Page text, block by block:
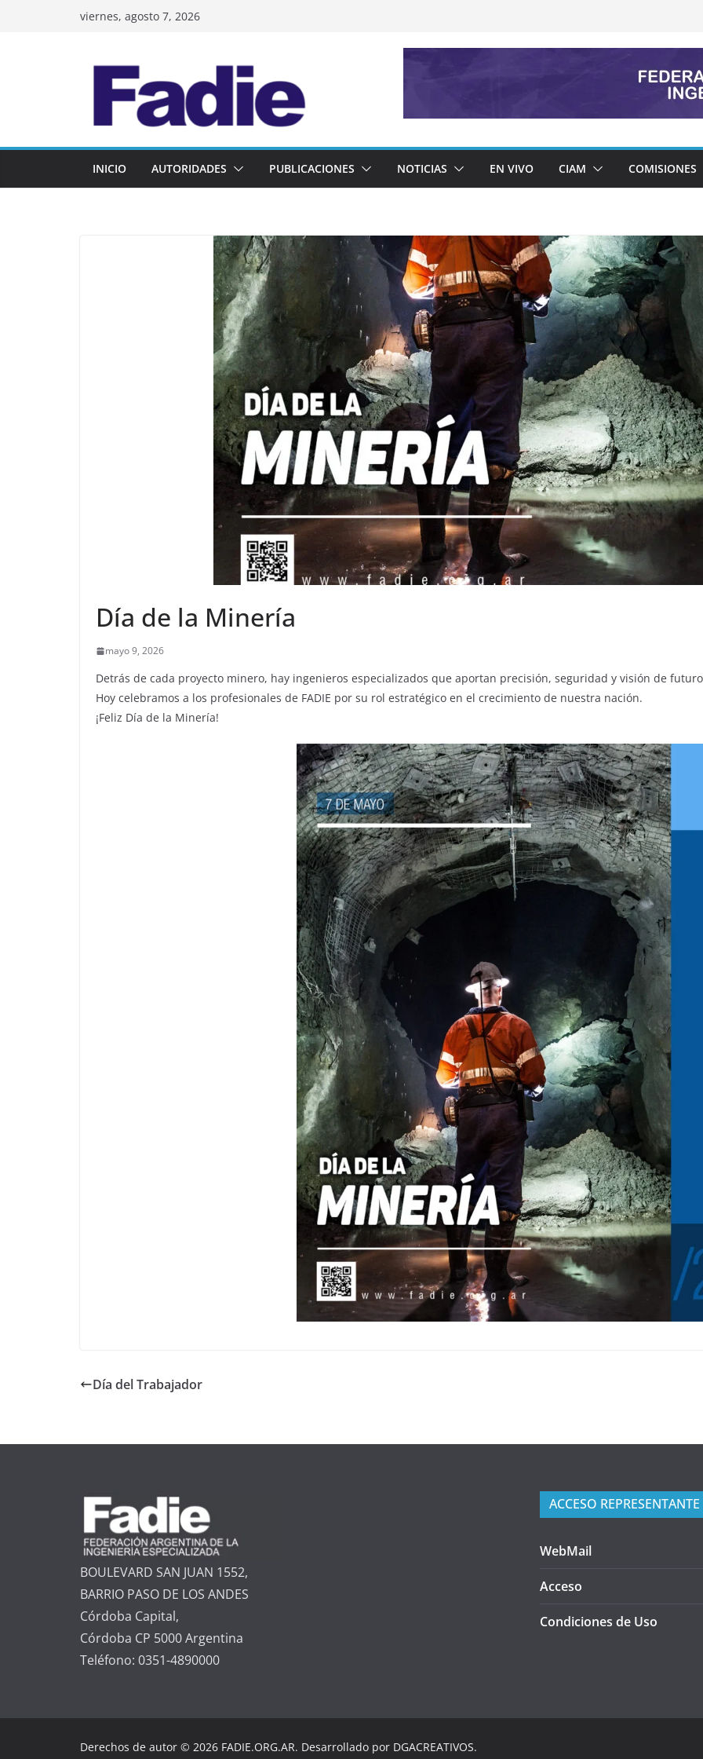
viernes, agosto 7, 2026
INICIO AUTORIDADES PUBLICACIONES NOTICIAS EN VIVO CIAM COMISIONES
Día de la Minería
mayo 9, 2026
Detrás de cada proyecto minero, hay ingenieros especializados que aportan precisión, seguridad y visión de
Hoy celebramos a los profesionales de FADIE por su rol estratégico en el crecimiento de nuestra nación.
¡Feliz Día de la Minería!
Día del Trabajador
BOULEVARD SAN JUAN 1552,
BARRIO PASO DE LOS ANDES
Córdoba Capital,
Córdoba CP 5000 Argentina
Teléfono: 0351-4890000
ACCESO REPRESENTANTE
WebMail
Acceso
Condiciones de Uso
Derechos de autor © 2026 FADIE.ORG.AR. Desarrollado por DGACREATIVOS.